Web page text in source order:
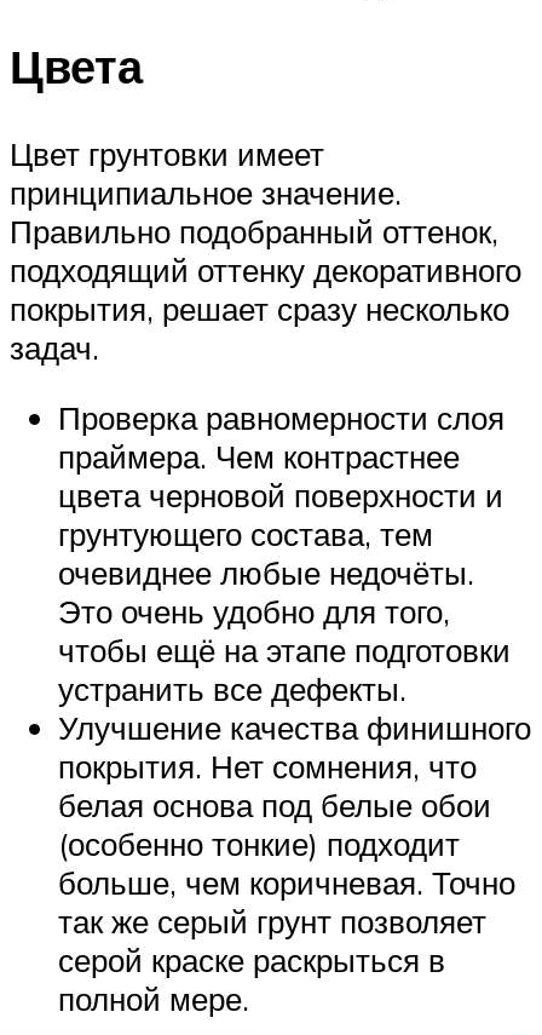
Цвета
Цвет грунтовки имеет
принципиальное значение.
Правильно подобранный оттенок,
подходящий оттенку декоративного
покрытия, решает сразу несколько
задач.
Проверка равномерности слоя
праймера. Чем контрастнее
цвета черновой поверхности и
грунтующего состава, тем
очевиднее любые недочёты.
Это очень удобно для того,
чтобы ещё на этапе подготовки
устранить все дефекты.
Улучшение качества финишного
покрытия. Нет сомнения, что
белая основа под белые обои
(особенно тонкие) подходит
больше, чем коричневая. Точно
так же серый грунт позволяет
серой краске раскрыться в
полной мере.